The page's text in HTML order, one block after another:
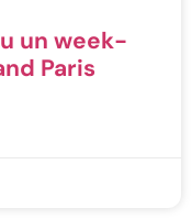
un week-
Paris